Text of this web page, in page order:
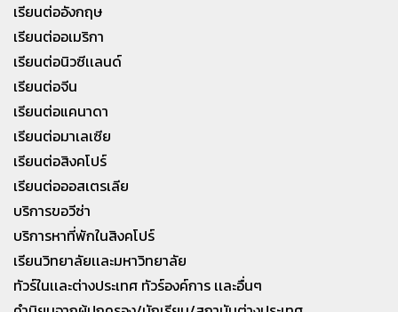
เรียนต่ออังกฤษ
เรียนต่ออเมริกา
เรียนต่อนิวซีเเลนด์
เรียนต่อจีน
เรียนต่อแคนาดา
เรียนต่อมาเลเซีย
เรียนต่อสิงคโปร์
เรียนต่อออสเตรเลีย
บริการขอวีซ่า
บริการหาที่พักในสิงคโปร์
เรียนวิทยาลัยเเละมหาวิทยาลัย
ทัวร์ในเเละต่างประเทศ ทัวร์องค์การ เเละอื่นๆ